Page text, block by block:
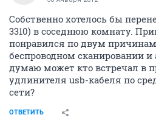
Собственно хотелось бы
3310) в соседнюю комнату.
понравился по двум
беспроводном сканировании и
думаю может кто встречал в
удлинителя usb-кабеля по
сети?
ОТВЕТИТЬ